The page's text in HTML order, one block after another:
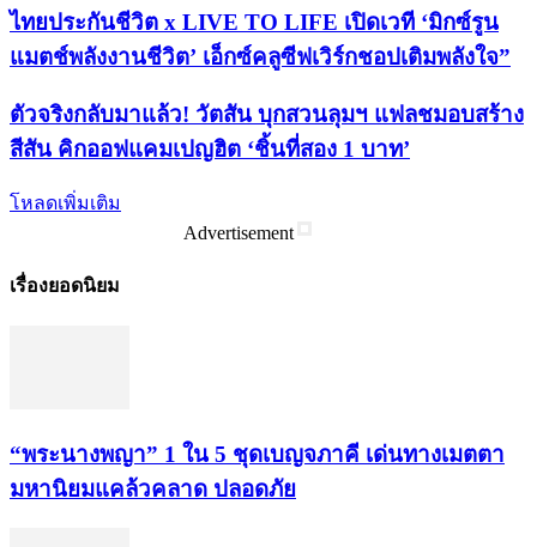
ไทยประกันชีวิต x LIVE TO LIFE เปิดเวที ‘มิกซ์รูน
แมตช์พลังงานชีวิต’ เอ็กซ์คลูซีฟเวิร์กชอปเติมพลังใจ”
ตัวจริงกลับมาแล้ว! วัตสัน บุกสวนลุมฯ แฟลชมอบสร้าง
สีสัน คิกออฟแคมเปญฮิต ‘ชิ้นที่สอง 1 บาท’
โหลดเพิ่มเติม
Advertisement
เรื่องยอดนิยม
“พระ​นาง​พญา” 1 ใน 5​ ชุดเบญจ​ภาคี​ เด่นทางเมตตา​
มหา​นิยม​แคล้วคลาด​ ปลอดภัย​